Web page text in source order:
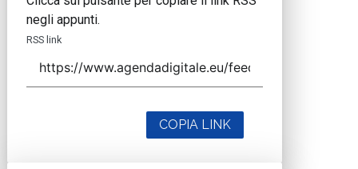
negli appunti.
RSS link
COPIA LINK